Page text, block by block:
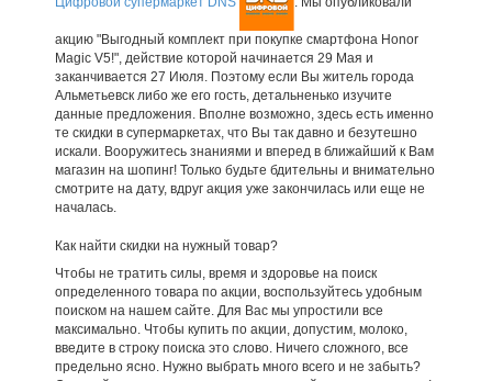
акцию "Выгодный комплект при покупке смартфона Honor
Magic V5!", действие которой начинается 29 Мая и
заканчивается 27 Июля. Поэтому если Вы житель города
Альметьевск либо же его гость, детальненько изучите
данные предложения. Вполне возможно, здесь есть именно
те скидки в супермаркетах, что Вы так давно и безутешно
искали. Вооружитесь знаниями и вперед в ближайший к Вам
магазин на шопинг! Только будьте бдительны и внимательно
смотрите на дату, вдруг акция уже закончилась или еще не
началась.
Как найти скидки на нужный товар?
Чтобы не тратить силы, время и здоровье на поиск
определенного товара по акции, воспользуйтесь удобным
поиском на нашем сайте. Для Вас мы упростили все
максимально. Чтобы купить по акции, допустим, молоко,
введите в строку поиска это слово. Ничего сложного, все
предельно ясно. Нужно выбрать много всего и не забыть?